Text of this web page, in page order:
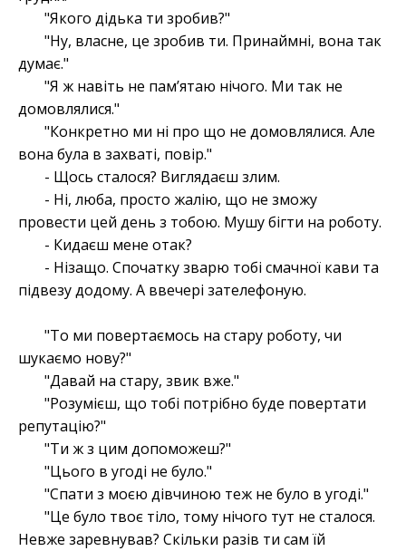
"Якого дідька ти зробив?"
"Ну, власне, це зробив ти. Принаймні, вона так
думає."
"Я ж навіть не памʼятаю нічого. Ми так не
домовлялися."
"Конкретно ми ні про що не домовлялися. Але
вона була в захваті, повір."
- Щось сталося? Виглядаєш злим.
- Ні, люба, просто жалію, що не зможу
провести цей день з тобою. Мушу бігти на роботу.
- Кидаєш мене отак?
- Нізащо. Спочатку зварю тобі смачної кави та
підвезу додому. А ввечері зателефоную.
"То ми повертаємось на стару роботу, чи
шукаємо нову?"
"Давай на стару, звик вже."
"Розумієш, що тобі потрібно буде повертати
репутацію?"
"Ти ж з цим допоможеш?"
"Цього в угоді не було."
"Спати з моєю дівчиною теж не було в угоді."
"Це було твоє тіло, тому нічого тут не сталося.
Невже заревнував? Скільки разів ти сам їй